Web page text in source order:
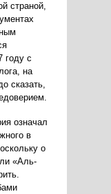
страной,
году с
на
сказать,
означал
в
о
«Аль-